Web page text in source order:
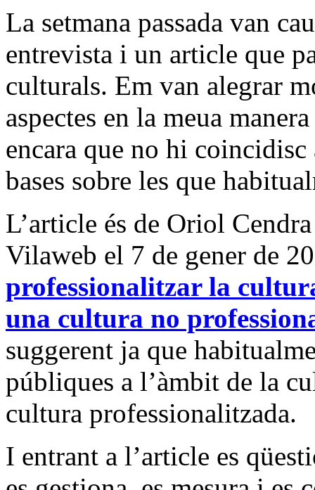
La setmana passada van
entrevista i un article que
culturals. Em van alegrar
aspectes en la meua
encara que no hi
bases sobre les que
L’article és de Oriol
Vilaweb el 7 de gener de
professionalitzar la
una cultura no
suggerent ja que
públiques a l’àmbit de la
cultura professionalitzada.
I entrant a l’article es